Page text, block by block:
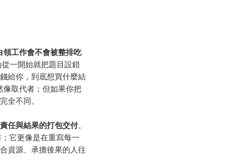
領工作會不會被整排吃
一開始就把題目設錯
給你，到底想買什麼結
取代者；但如果你把
全不同。
任與結果的打包交付。
它更像是在重寫每一
資源、承擔後果的人往